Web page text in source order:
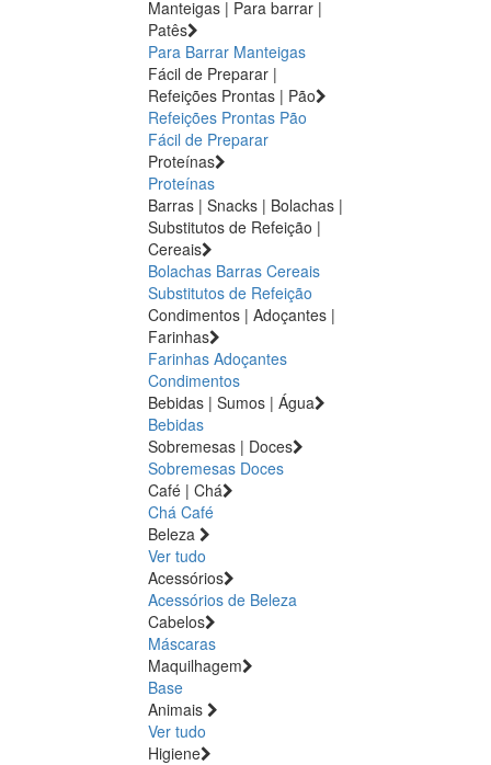
Manteigas | Para barrar |
Patês
Para Barrar Manteigas
Fácil de Preparar |
Refeições Prontas | Pão
Refeições Prontas Pão
Fácil de Preparar
Proteínas
Proteínas
Barras | Snacks | Bolachas |
Substitutos de Refeição |
Cereais
Bolachas Barras Cereais
Substitutos de Refeição
Condimentos | Adoçantes |
Farinhas
Farinhas Adoçantes
Condimentos
Bebidas | Sumos | Água
Bebidas
Sobremesas | Doces
Sobremesas Doces
Café | Chá
Chá Café
Beleza
Ver tudo
Acessórios
Acessórios de Beleza
Cabelos
Máscaras
Maquilhagem
Base
Animais
Ver tudo
Higiene